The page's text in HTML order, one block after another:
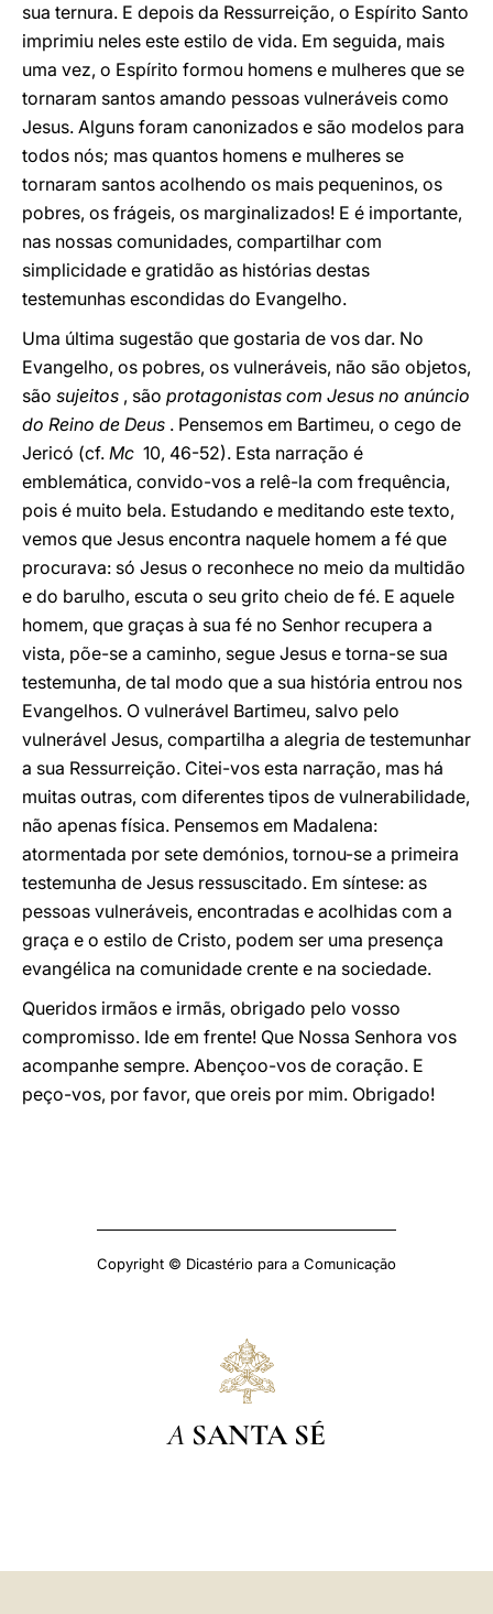
sua ternura. E depois da Ressurreição, o Espírito Santo
imprimiu neles este estilo de vida. Em seguida, mais
uma vez, o Espírito formou homens e mulheres que se
tornaram santos amando pessoas vulneráveis como
Jesus. Alguns foram canonizados e são modelos para
todos nós; mas quantos homens e mulheres se
tornaram santos acolhendo os mais pequeninos, os
pobres, os frágeis, os marginalizados! E é importante,
nas nossas comunidades, compartilhar com
simplicidade e gratidão as histórias destas
testemunhas escondidas do Evangelho.
Uma última sugestão que gostaria de vos dar. No
Evangelho, os pobres, os vulneráveis, não são objetos,
são sujeitos , são protagonistas com Jesus no anúncio
do Reino de Deus . Pensemos em Bartimeu, o cego de
Jericó (cf. Mc 10, 46-52). Esta narração é
emblemática, convido-vos a relê-la com frequência,
pois é muito bela. Estudando e meditando este texto,
vemos que Jesus encontra naquele homem a fé que
procurava: só Jesus o reconhece no meio da multidão
e do barulho, escuta o seu grito cheio de fé. E aquele
homem, que graças à sua fé no Senhor recupera a
vista, põe-se a caminho, segue Jesus e torna-se sua
testemunha, de tal modo que a sua história entrou nos
Evangelhos. O vulnerável Bartimeu, salvo pelo
vulnerável Jesus, compartilha a alegria de testemunhar
a sua Ressurreição. Citei-vos esta narração, mas há
muitas outras, com diferentes tipos de vulnerabilidade,
não apenas física. Pensemos em Madalena:
atormentada por sete demónios, tornou-se a primeira
testemunha de Jesus ressuscitado. Em síntese: as
pessoas vulneráveis, encontradas e acolhidas com a
graça e o estilo de Cristo, podem ser uma presença
evangélica na comunidade crente e na sociedade.
Queridos irmãos e irmãs, obrigado pelo vosso
compromisso. Ide em frente! Que Nossa Senhora vos
acompanhe sempre. Abençoo-vos de coração. E
peço-vos, por favor, que oreis por mim. Obrigado!
Copyright © Dicastério para a Comunicação
A SANTA SÉ